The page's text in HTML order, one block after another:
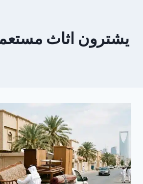
يشترون اثاث